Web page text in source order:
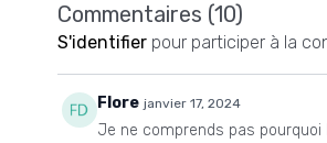
Commentaires (10)
S'identifierpour participer à la
Flore janvier 17, 2024
Je ne comprends pas pourquoi